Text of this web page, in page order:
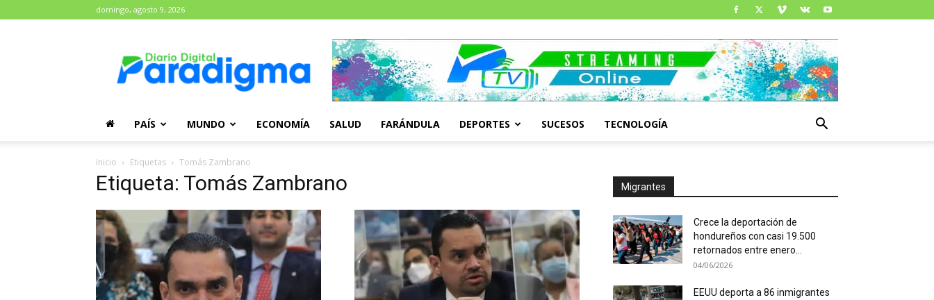
domingo, agosto 9, 2026
Paradigma
PAÍS MUNDO ECONOMÍA SALUD FARÁNDULA DEPORTES SUCESOS TECNOLOGÍA
Inicio Etiquetas Tomás Zambrano
Etiqueta: Tomás Zambrano Migrantes
Crece la deportación de
hondureños con casi 19.500
retornados entre enero...
04/06/2026
EEUU deporta a 86 inmigrantes